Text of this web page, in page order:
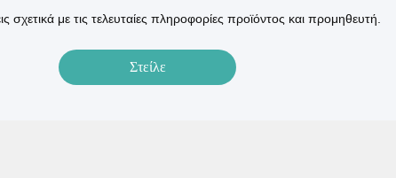
με τις τελευταίες πληροφορίες προϊόντος και προμηθευτή.